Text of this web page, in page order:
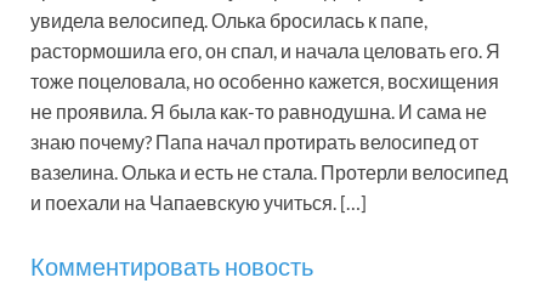
увидела велосипед. Олька бросилась к папе,
растормошила его, он спал, и начала целовать его. Я
тоже поцеловала, но особенно кажется, восхищения
не проявила. Я была как-то равнодушна. И сама не
знаю почему? Папа начал протирать велосипед от
вазелина. Олька и есть не стала. Протерли велосипед
и поехали на Чапаевскую учиться. […]
Комментировать новость